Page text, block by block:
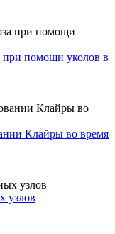
при помощи уколов в
Клайры во время
узлов